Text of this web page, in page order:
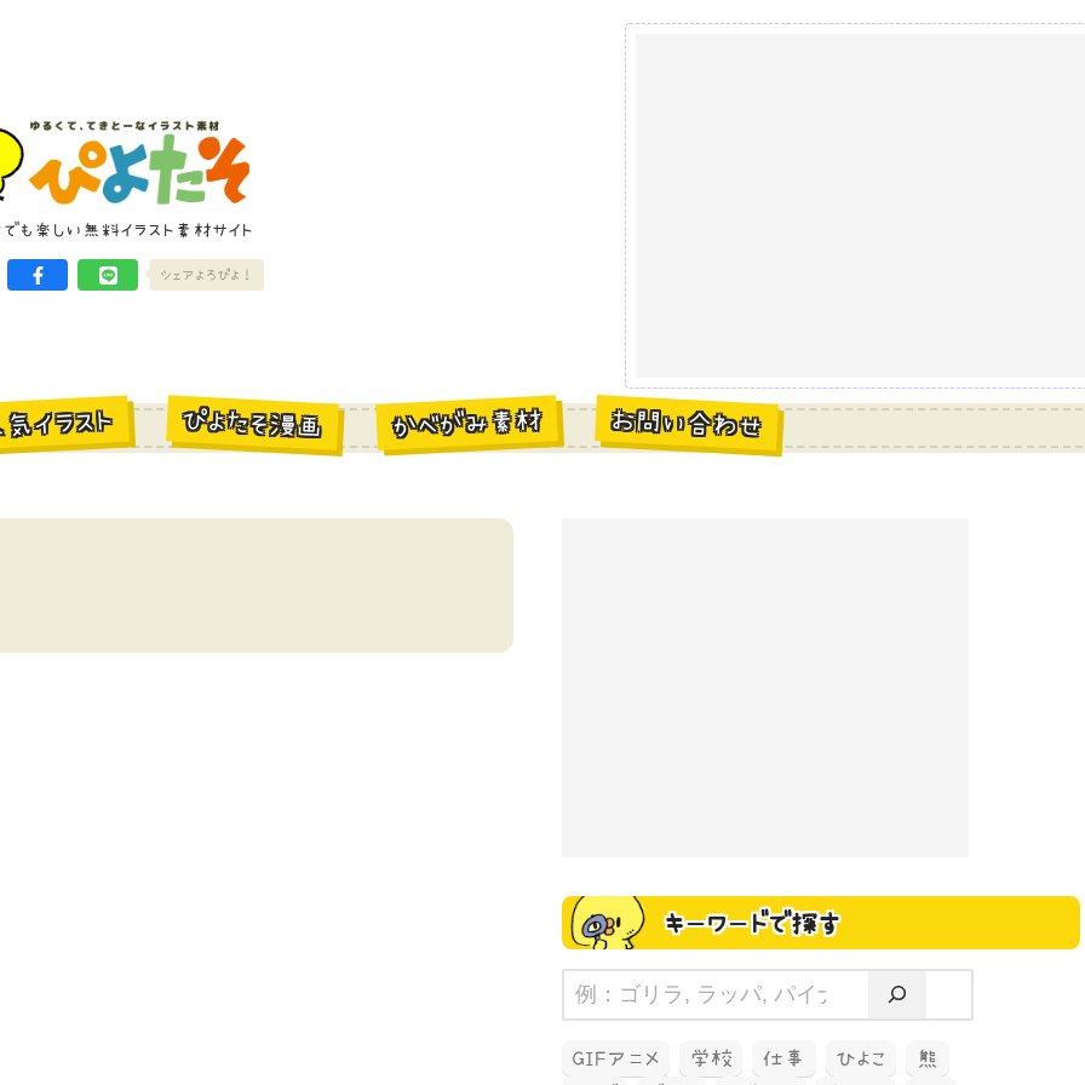
も楽しい無料イラスト素材サイト
シェアよろぴよ！
イラスト ぴよたそ漫画 かべがみ素材 お問い合わせ
キーワードで探す
GIFアニメ 学校 仕事 ひよこ
熊